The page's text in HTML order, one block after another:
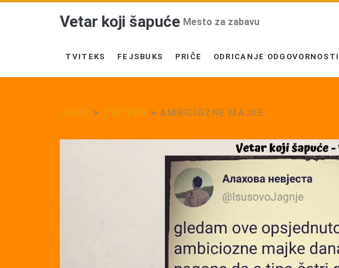
Vetar koji šapuće Mesto za zabavu
TVITEKS FEJSBUKS PRIČE ODRICANJE ODGOVORNOSTI
> >AMBICIOZNE MAJKE